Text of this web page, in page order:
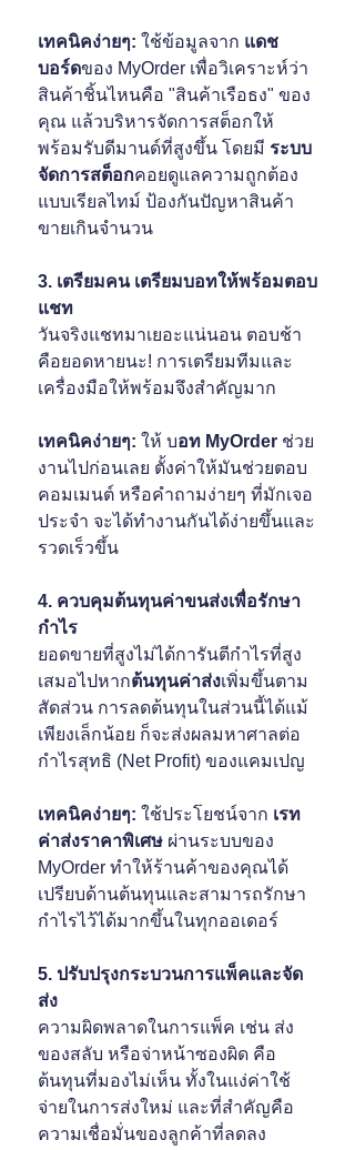
เทคนิคง่ายๆ: ใช้ข้อมูลจาก แดช
บอร์ดของ MyOrder เพื่อวิเคราะห์ว่า
สินค้าชิ้นไหนคือ "สินค้าเรือธง" ของ
คุณ แล้วบริหารจัดการสต็อกให้
พร้อมรับดีมานด์ที่สูงขึ้น โดยมี ระบบ
จัดการสต็อกคอยดูแลความถูกต้อง
แบบเรียลไทม์ ป้องกันปัญหาสินค้า
ขายเกินจำนวน
3. เตรียมคน เตรียมบอทให้พร้อมตอบ
แชท
วันจริงแชทมาเยอะแน่นอน ตอบช้า
คือยอดหายนะ! การเตรียมทีมและ
เครื่องมือให้พร้อมจึงสำคัญมาก
เทคนิคง่ายๆ: ให้ บอท MyOrder ช่วย
งานไปก่อนเลย ตั้งค่าให้มันช่วยตอบ
คอมเมนต์ หรือคำถามง่ายๆ ที่มักเจอ
ประจำ จะได้ทำงานกันได้ง่ายขึ้นและ
รวดเร็วขึ้น
4. ควบคุมต้นทุนค่าขนส่งเพื่อรักษา
กำไร
ยอดขายที่สูงไม่ได้การันตีกำไรที่สูง
เสมอไปหากต้นทุนค่าส่งเพิ่มขึ้นตาม
สัดส่วน การลดต้นทุนในส่วนนี้ได้แม้
เพียงเล็กน้อย ก็จะส่งผลมหาศาลต่อ
กำไรสุทธิ (Net Profit) ของแคมเปญ
เทคนิคง่ายๆ: ใช้ประโยชน์จาก เรท
ค่าส่งราคาพิเศษ ผ่านระบบของ
MyOrder ทำให้ร้านค้าของคุณได้
เปรียบด้านต้นทุนและสามารถรักษา
กำไรไว้ได้มากขึ้นในทุกออเดอร์
5. ปรับปรุงกระบวนการแพ็คและจัด
ส่ง
ความผิดพลาดในการแพ็ค เช่น ส่ง
ของสลับ หรือจ่าหน้าซองผิด คือ
ต้นทุนที่มองไม่เห็น ทั้งในแง่ค่าใช้
จ่ายในการส่งใหม่ และที่สำคัญคือ
ความเชื่อมั่นของลูกค้าที่ลดลง